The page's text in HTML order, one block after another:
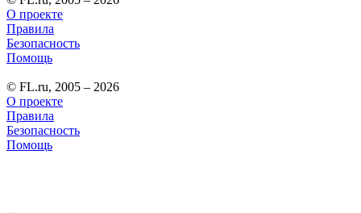
О проекте
Правила
Безопасность
Помощь
© FL.ru, 2005 – 2026
О проекте
Правила
Безопасность
Помощь